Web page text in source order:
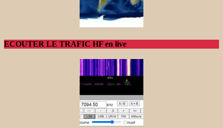
ECOUTER LE TRAFIC HF en live